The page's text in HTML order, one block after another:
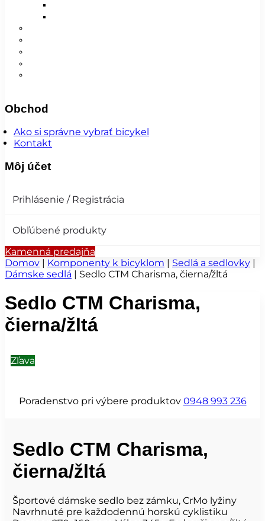
Obchod
Ako si správne vybrať bicykel
Kontakt
Môj účet
Prihlásenie / Registrácia
Obľúbené produkty
Kamenná predajňa
Domov | Komponenty k bicyklom | Sedlá a sedlovky |
Dámske sedlá | Sedlo CTM Charisma, čierna/žltá
Sedlo CTM Charisma,
čierna/žltá
Zľava
Poradenstvo pri výbere produktov 0948 993 236
Sedlo CTM Charisma,
čierna/žltá
Športové dámske sedlo bez zámku, CrMo lyžiny
Navrhnuté pre každodennú horskú cyklistiku